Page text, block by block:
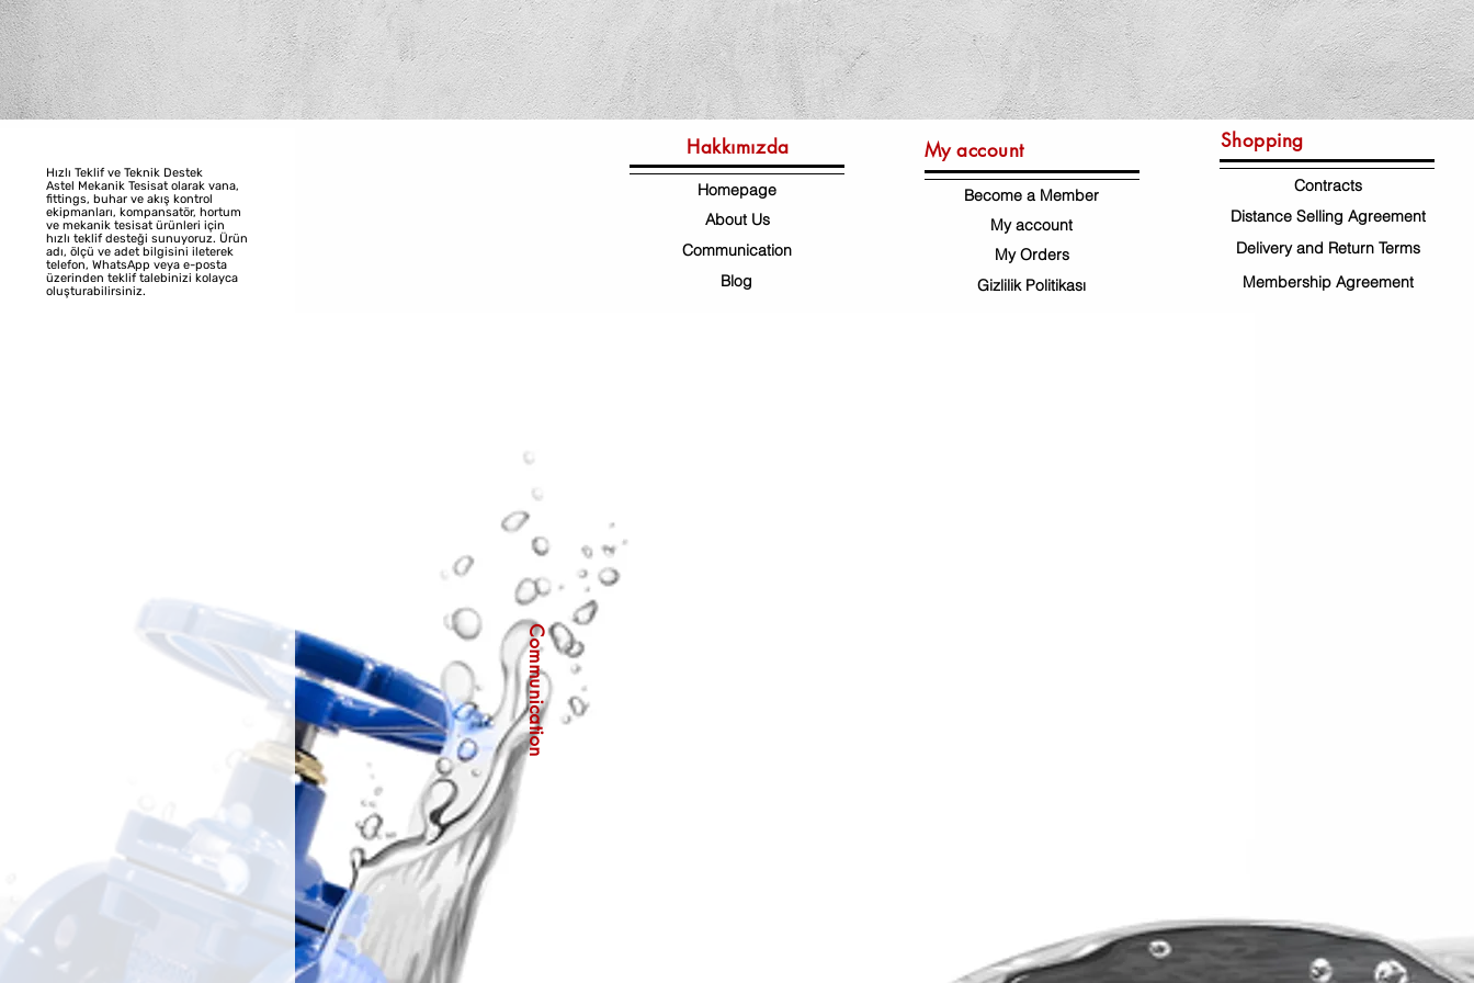
Hızlı Teklif ve Teknik Destek
Astel Mekanik Tesisat olarak vana,
fittings, buhar ve akış kontrol
ekipmanları, kompansatör, hortum
ve mekanik tesisat ürünleri için
hızlı teklif desteği sunuyoruz. Ürün
adı, ölçü ve adet bilgisini ileterek
telefon, WhatsApp veya e-posta
üzerinden teklif talebinizi kolayca
oluşturabilirsiniz.
Communication
Hakkımızda
Homepage
About Us
Communication
Blog
My account
Become a Member
My account
My Orders
Gizlilik Politikası
Shopping
Contracts
Distance Selling Agreement
Delivery and Return Terms
Membership Agreement